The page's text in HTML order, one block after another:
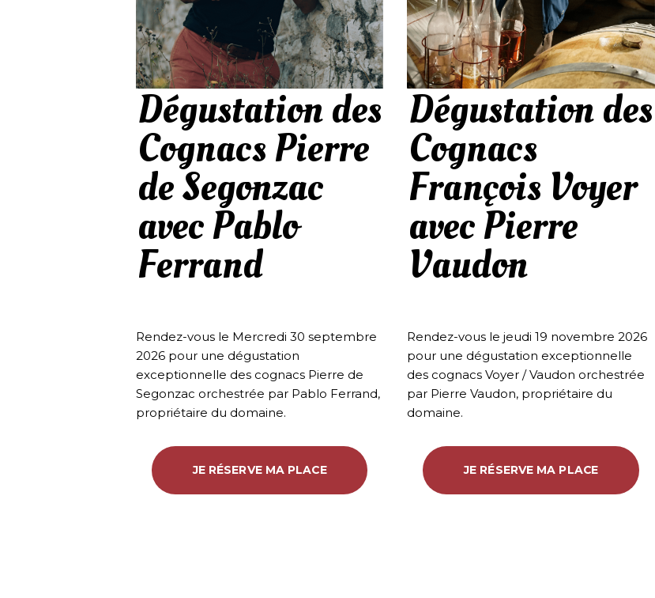
Dégustation des
Cognacs Pierre
de Segonzac
avec Pablo
Ferrand
Rendez-vous le Mercredi 30 septembre
2026 pour une dégustation
exceptionnelle des cognacs Pierre de
Segonzac orchestrée par Pablo Ferrand,
propriétaire du domaine.
JE RÉSERVE MA PLACE
Dégustation des
Cognacs
François Voyer
avec Pierre
Vaudon
Rendez-vous le jeudi 19 novembre 2026
pour une dégustation exceptionnelle
des cognacs Voyer / Vaudon orchestrée
par Pierre Vaudon, propriétaire du
domaine.
JE RÉSERVE MA PLACE